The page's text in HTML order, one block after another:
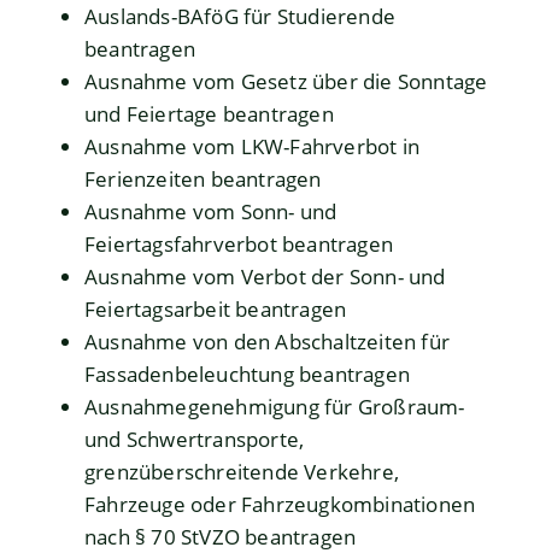
Auslands-BAföG für Studierende
beantragen
Ausnahme vom Gesetz über die Sonntage
und Feiertage beantragen
Ausnahme vom LKW-Fahrverbot in
Ferienzeiten beantragen
Ausnahme vom Sonn- und
Feiertagsfahrverbot beantragen
Ausnahme vom Verbot der Sonn- und
Feiertagsarbeit beantragen
Ausnahme von den Abschaltzeiten für
Fassadenbeleuchtung beantragen
Ausnahmegenehmigung für Großraum-
und Schwertransporte,
grenzüberschreitende Verkehre,
Fahrzeuge oder Fahrzeugkombinationen
nach § 70 StVZO beantragen